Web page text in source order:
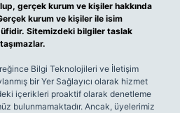
gerçek kurum ve kişiler hakkında
kurum ve kişiler ile isim
Sitemizdeki bilgiler taslak
Bilgi Teknolojileri ve İletişim
bir Yer Sağlayıcı olarak hizmet
içerikleri proaktif olarak denetleme
bulunmamaktadır. Ancak, üyelerimiz